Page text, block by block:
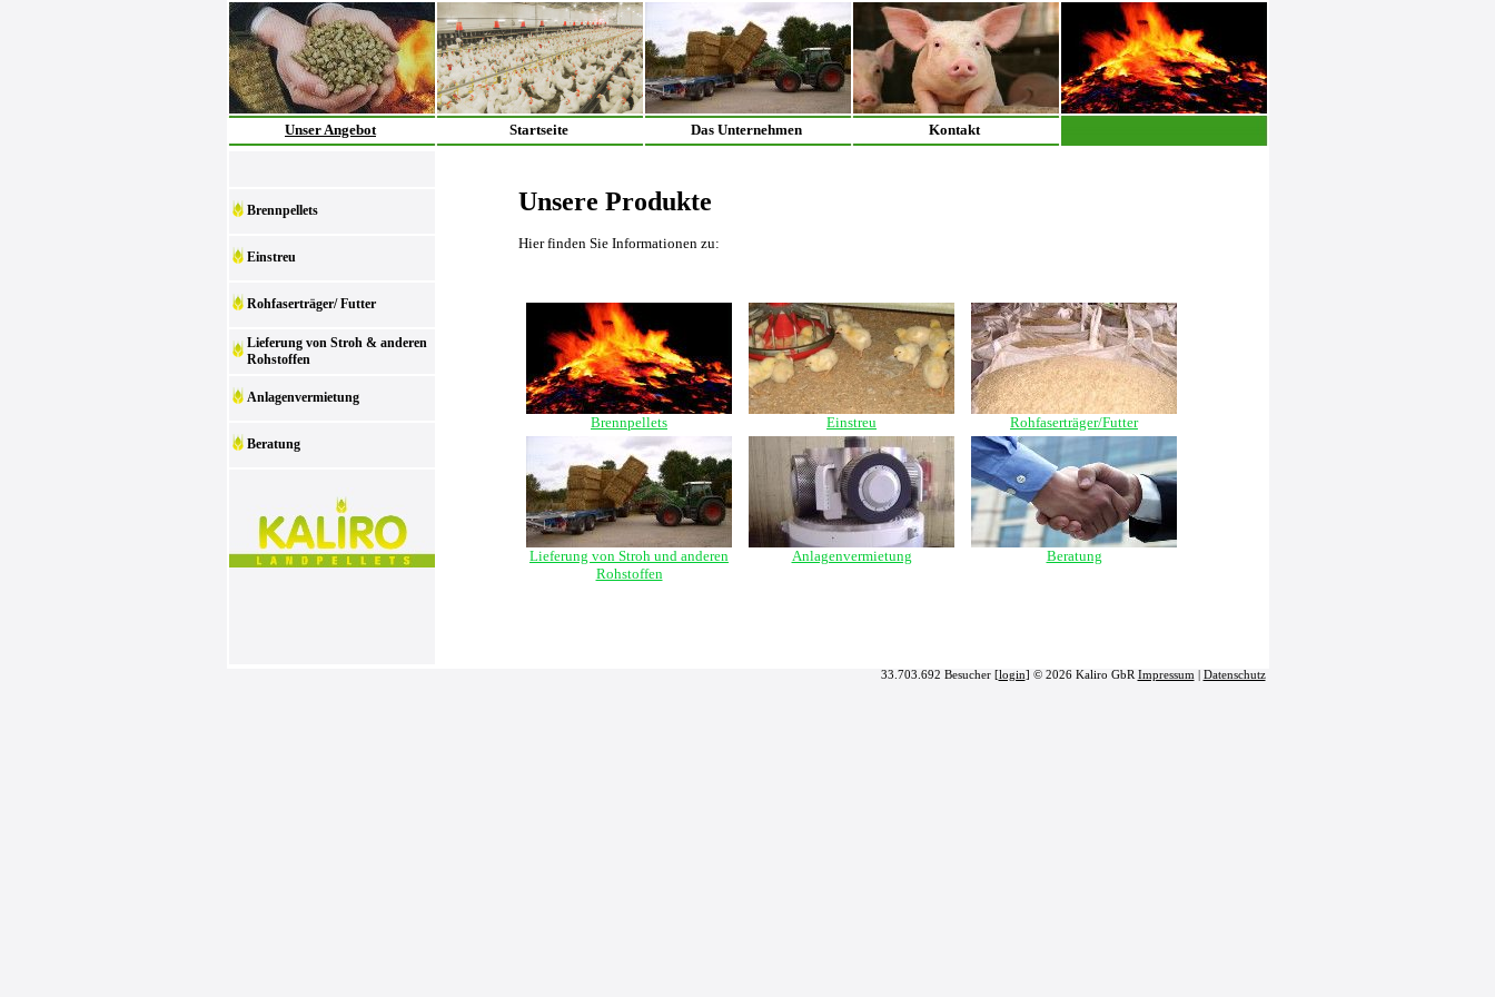
Unser Angebot Startseite Das Unternehmen Kontakt
Brennpellets
Einstreu
Rohfaserträger/ Futter
Lieferung von Stroh & anderen
Rohstoffen
Anlagenvermietung
Beratung
Unsere Produkte
Hier finden Sie Informationen zu:
Brennpellets Einstreu Rohfaserträger/Futter
Lieferung von Stroh und anderen
Rohstoffen
Anlagenvermietung Beratung
33.703.692 Besucher [login] © 2026 Kaliro GbR Impressum Datenschutz